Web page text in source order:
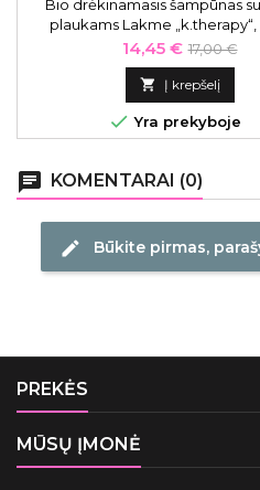
Bio drėkinamasis šampūnas
plaukams Lakme
Kaina
14,45 € Bazinė
kaina
17,00 €
 Į krepšelį
 Yra prekyboje
chat KOMENTARAI (0)
edit Būkite pirmas,
PREKĖS
MŪSŲ ĮMONĖ